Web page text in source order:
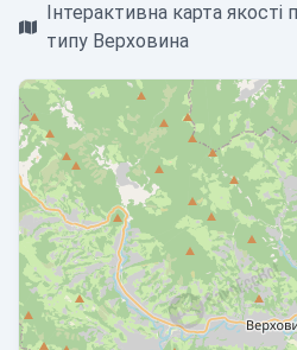
Інтерактивна карта якості
типу Верховина